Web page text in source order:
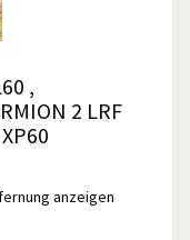
,
2 LRF
anzeigen